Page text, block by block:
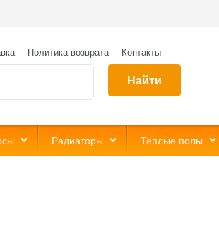
Политика возврата Контакты
Найти
Радиаторы Теплые полы